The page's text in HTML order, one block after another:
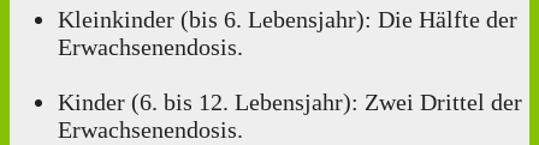
Kleinkinder (bis 6. Lebensjahr): Die Hälfte der
Erwachsenendosis.
Kinder (6. bis 12. Lebensjahr): Zwei Drittel der
Erwachsenendosis.